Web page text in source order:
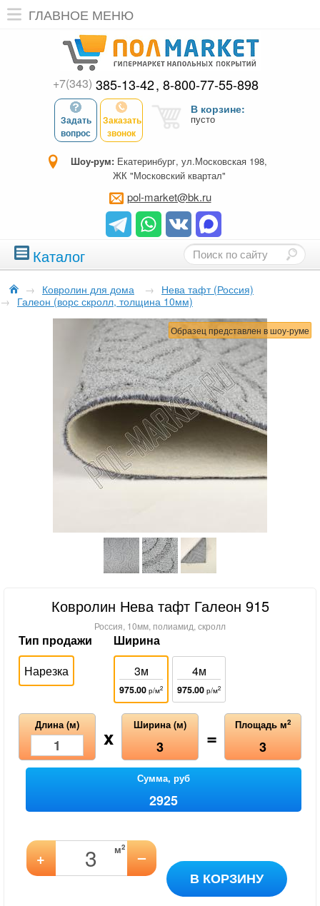
ГЛАВНОЕ МЕНЮ
+7(343) 385-13-42 8-800-77-55-898
Задать
вопрос
Заказать
звонок
В корзине:
пусто
Шоу-рум: Екатеринбург, ул.Московская 198,
ЖК "Московский квартал"
pol-market@bk.ru
Каталог
→ Ковролин для дома → Нева тафт (Россия)
→ Галеон (ворс скролл, толщина 10мм)
Образец представлен в шоу-руме
Ковролин Нева тафт Галеон 915
Россия, 10мм, полиамид, скролл
Тип продажи
Нарезка
Ширина
3м
975.00 р/м2
4м
975.00 р/м2
Длина (м) x Ширина (м)
3 = Площадь м2
3
Сумма, руб
2925
+ м2 –
В КОРЗИНУ